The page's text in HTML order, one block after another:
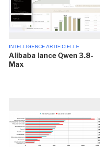
INTELLIGENCE ARTIFICIELLE
Alibaba lance Qwen 3.8-
Max